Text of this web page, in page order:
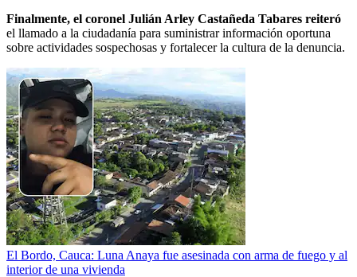
Finalmente, el coronel Julián Arley Castañeda Tabares reiteró
el llamado a la ciudadanía para suministrar información oportuna
sobre actividades sospechosas y fortalecer la cultura de la denuncia.
El Bordo, Cauca: Luna Anaya fue asesinada con arma de fuego y al
interior de una vivienda